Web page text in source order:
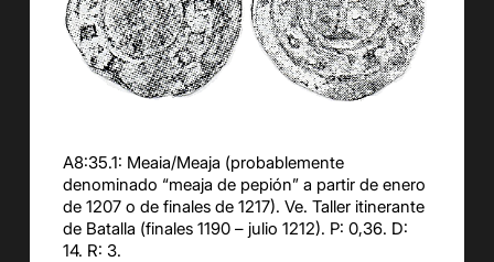
A8:35.1: Meaia/Meaja (probablemente
denominado “meaja de pepión” a partir de enero
de 1207 o de finales de 1217). Ve. Taller itinerante
de Batalla (finales 1190 – julio 1212). P: 0,36. D:
14. R: 3.